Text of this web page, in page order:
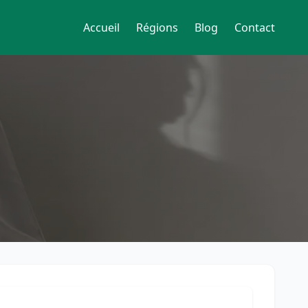
Accueil Régions Blog Contact